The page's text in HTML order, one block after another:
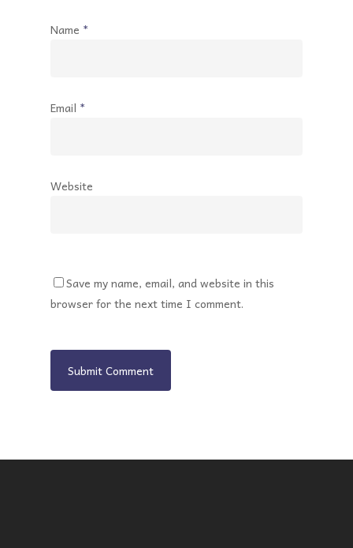
Name *
Email *
Website
Save my name, email, and website in this
browser for the next time I comment.